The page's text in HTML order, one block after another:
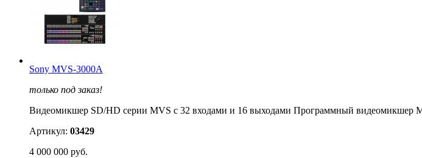
Sony MVS-3000A
только под заказ!
Видеомикшер SD/HD серии MVS с 32 входами и 16 выходами Программный
Артикул: 03429
4 000 000 руб.